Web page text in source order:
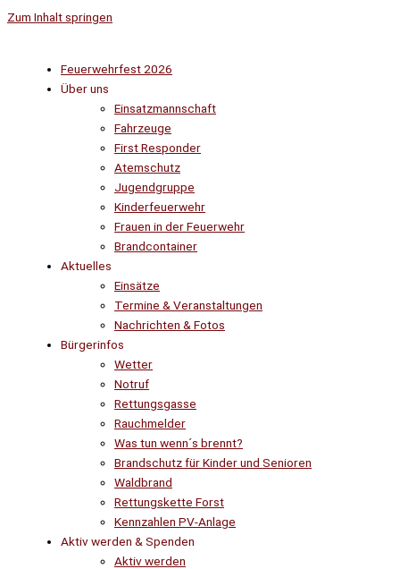
Zum Inhalt springen
Feuerwehrfest 2026
Über uns
Einsatzmannschaft
Fahrzeuge
First Responder
Atemschutz
Jugendgruppe
Kinderfeuerwehr
Frauen in der Feuerwehr
Brandcontainer
Aktuelles
Einsätze
Termine & Veranstaltungen
Nachrichten & Fotos
Bürgerinfos
Wetter
Notruf
Rettungsgasse
Rauchmelder
Was tun wenn´s brennt?
Brandschutz für Kinder und Senioren
Waldbrand
Rettungskette Forst
Kennzahlen PV-Anlage
Aktiv werden & Spenden
Aktiv werden